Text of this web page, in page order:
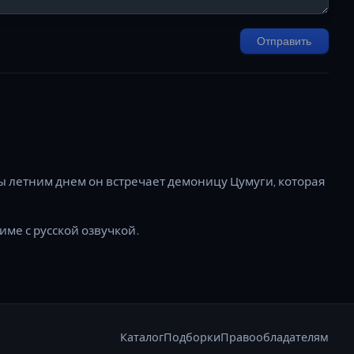
Отправить
днем он встречает демоницу Цумуги, которая
с русской озвучкой.
КаталогПодборкиПравообладателям